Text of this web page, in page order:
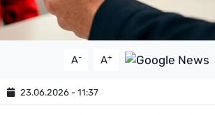
A- A+
23.06.2026 - 11:37